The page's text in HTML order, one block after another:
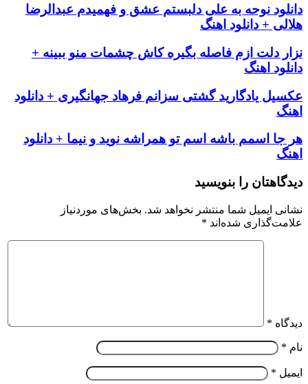
دانلود نوحه به علی دلبستم عشق و فهمیدم عبدالرضا
هلالی + دانلود اهنگ
نزار دلت ازم فاصله بگیره کاش چشمات منو ببینه +
دانلود اهنگ
عکسیل یادگارید گشتی سزانم فرهاد جهانگیری + دانلود
اهنگ
هر جا اسمم باشه اسم تو همراشه نوید و نیما + دانلود
اهنگ
دیدگاهتان را بنویسید
نشانی ایمیل شما منتشر نخواهد شد. بخش‌های موردنیاز
علامت‌گذاری شده‌اند *
دیدگاه *
نام *
ایمیل *